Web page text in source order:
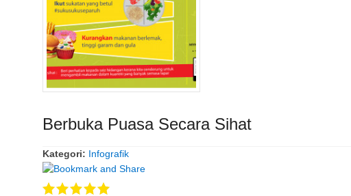
Berbuka Puasa Secara Sihat
Kategori: Infografik